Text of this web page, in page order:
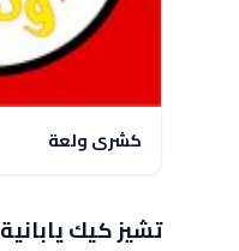
كشرى ولعة
تشيز كيك يابانية